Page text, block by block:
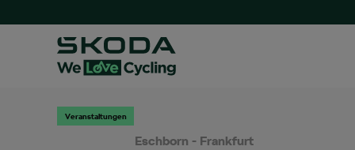
Veranstaltungen
Eschborn - Frankfurt